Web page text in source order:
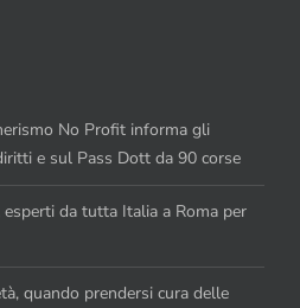
No Profit informa gli
e sul Pass Dott da 90 corse
da tutta Italia a Roma per
quando prendersi cura delle